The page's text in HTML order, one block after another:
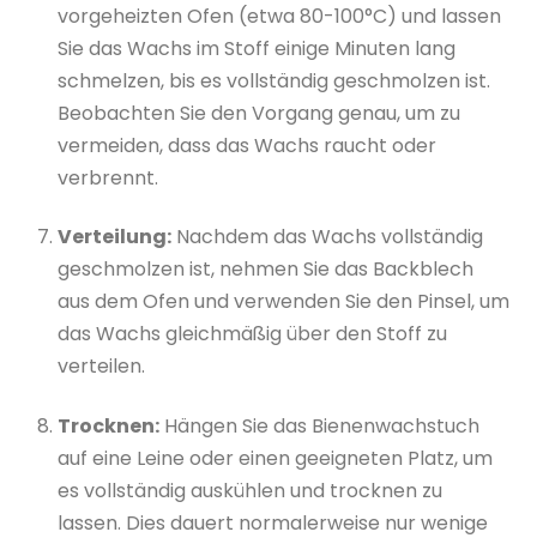
vorgeheizten Ofen (etwa 80-100°C) und lassen
Sie das Wachs im Stoff einige Minuten lang
schmelzen, bis es vollständig geschmolzen ist.
Beobachten Sie den Vorgang genau, um zu
vermeiden, dass das Wachs raucht oder
verbrennt.
Verteilung: Nachdem das Wachs vollständig
geschmolzen ist, nehmen Sie das Backblech
aus dem Ofen und verwenden Sie den Pinsel, um
das Wachs gleichmäßig über den Stoff zu
verteilen.
Trocknen: Hängen Sie das Bienenwachstuch
auf eine Leine oder einen geeigneten Platz, um
es vollständig auskühlen und trocknen zu
lassen. Dies dauert normalerweise nur wenige